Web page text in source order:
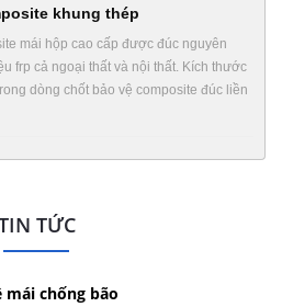
khung thép
mái hộp cao cấp được đúc nguyên
frp cả ngoại thất và nội thất. Kích thước
dòng chốt bảo vệ composite đúc liền
TỨC
mái chống bão